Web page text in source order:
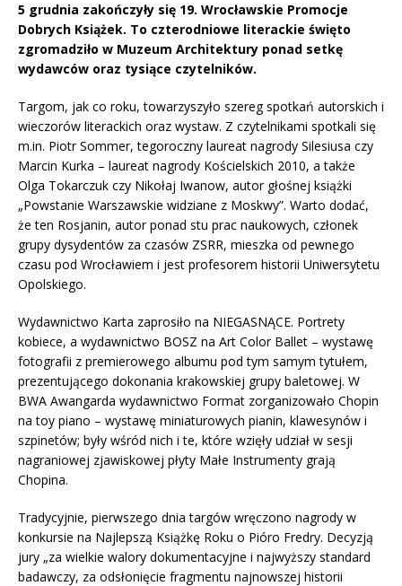
5 grudnia zakończyły się 19. Wrocławskie Promocje
Dobrych Książek. To czterodniowe literackie święto
zgromadziło w Muzeum Architektury ponad setkę
wydawców oraz tysiące czytelników.
Targom, jak co roku, towarzyszyło szereg spotkań autorskich i
wieczorów literackich oraz wystaw. Z czytelnikami spotkali się
m.in. Piotr Sommer, tegoroczny laureat nagrody Silesiusa czy
Marcin Kurka – laureat nagrody Kościelskich 2010, a także
Olga Tokarczuk czy Nikołaj Iwanow, autor głośnej książki
„Powstanie Warszawskie widziane z Moskwy”. Warto dodać,
że ten Rosjanin, autor ponad stu prac naukowych, członek
grupy dysydentów za czasów ZSRR, mieszka od pewnego
czasu pod Wrocławiem i jest profesorem historii Uniwersytetu
Opolskiego.
Wydawnictwo Karta zaprosiło na NIEGASNĄCE. Portrety
kobiece, a wydawnictwo BOSZ na Art Color Ballet – wystawę
fotografii z premierowego albumu pod tym samym tytułem,
prezentującego dokonania krakowskiej grupy baletowej. W
BWA Awangarda wydawnictwo Format zorganizowało Chopin
na toy piano – wystawę miniaturowych pianin, klawesynów i
szpinetów; były wśród nich i te, które wzięły udział w sesji
nagraniowej zjawiskowej płyty Małe Instrumenty grają
Chopina.
Tradycyjnie, pierwszego dnia targów wręczono nagrody w
konkursie na Najlepszą Książkę Roku o Pióro Fredry. Decyzją
jury „za wielkie walory dokumentacyjne i najwyższy standard
badawczy, za odsłonięcie fragmentu najnowszej historii